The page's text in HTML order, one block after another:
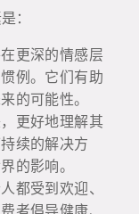
：
更深的情感层
例。它们有助
的可能性。
更好地理解其
续的解决方
的影响。
都受到欢迎、